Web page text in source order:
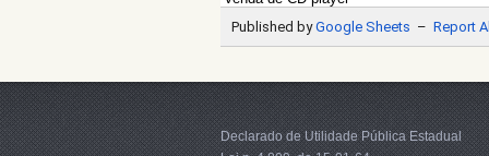
Declarado de Utilidade Pública Estadual